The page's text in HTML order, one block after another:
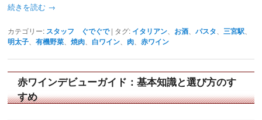
続きを読む →
カテゴリー: スタッフ ぐでぐで | タグ: イタリアン お酒 、パスタ 三宮駅
明太子 、有機野菜 、焼肉 白ワイン 肉 、赤ワイン
赤ワインデビューガイド：基本知識と選び方のす
すめ